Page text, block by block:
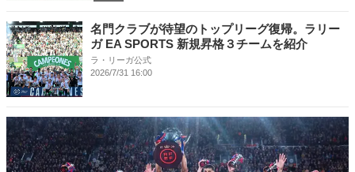
名門クラブが待望のトップリーグ復帰。ラリー
ガ EA SPORTS 新規昇格３チームを紹介
ラ・リーガ公式
2026/7/31 16:00